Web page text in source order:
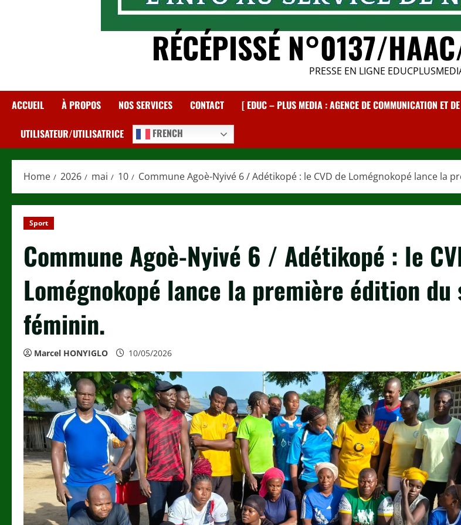
RÉCÉPISSÉ N°0137/
PRESSE EN LIGNE
ACCUEIL À PROPOS NOS SERVICES CONTACT [ EDUC – PLUS MEDIA : AGENCE DE COMMUNICATION
UTILISATEUR/UTILISATRICE FRENCH
Home 2026 mai 10 Commune Agoè-Nyivé 6 / Adétikopé : le CVD de Lomégnokopé lance la
Sport
Commune Agoè-Nyivé 6 / Adétikopé : le
Lomégnokopé lance la première édition
féminin.
Marcel HONYIGLO 10/05/2026